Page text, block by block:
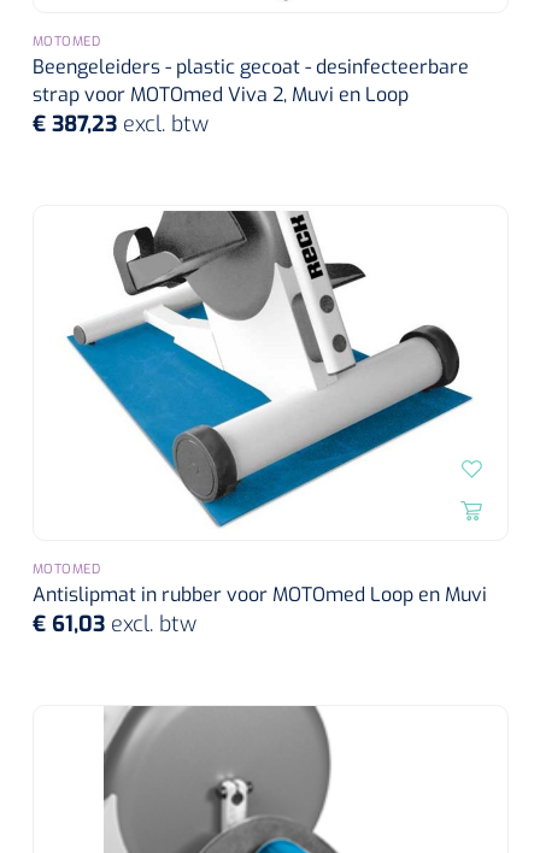
MOTOMED
Beengeleiders - plastic gecoat - desinfecteerbare
strap voor MOTOmed Viva 2, Muvi en Loop
€ 387,23 excl. btw
MOTOMED
Antislipmat in rubber voor MOTOmed Loop en Muvi
€ 61,03 excl. btw